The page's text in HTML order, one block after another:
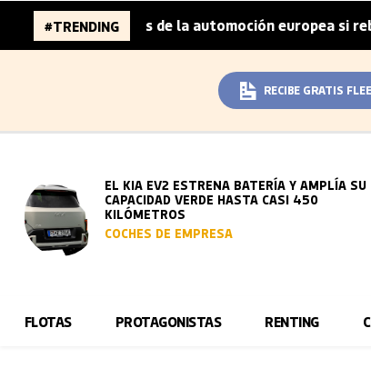
#TRENDING
96.000 millones de la automoción europea si rebaja
RECIBE GRATIS
EL KIA EV2 ESTRENA BATERÍA Y AMPLÍA SU
CAPACIDAD VERDE HASTA CASI 450
KILÓMETROS
COCHES DE EMPRESA
FLOTAS PROTAGONISTAS RENTING